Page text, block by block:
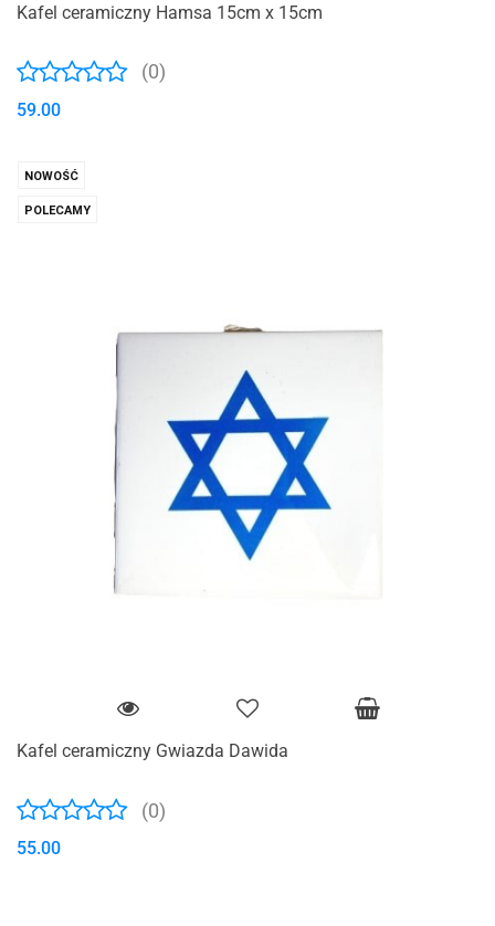
Kafel ceramiczny Hamsa 15cm x 15cm
(0)
59.00
NOWOŚĆ
POLECAMY
Kafel ceramiczny Gwiazda Dawida
(0)
55.00